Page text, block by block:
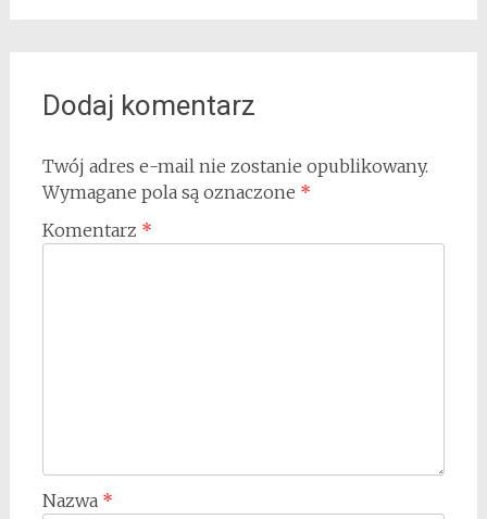
Dodaj komentarz
Twój adres e-mail nie zostanie opublikowany.
Wymagane pola są oznaczone *
Komentarz *
Nazwa *